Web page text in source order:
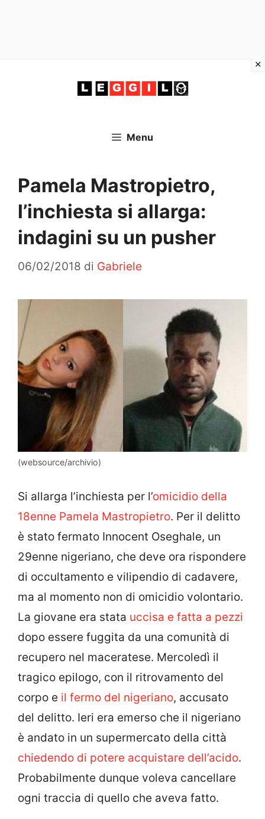
Menu
Pamela Mastropietro,
l’inchiesta si allarga:
indagini su un pusher
06/02/2018 di Gabriele
(websource/archivio)
Si allarga l’inchiesta per l’omicidio della
18enne Pamela Mastropietro. Per il delitto
è stato fermato Innocent Oseghale, un
29enne nigeriano, che deve ora rispondere
di occultamento e vilipendio di cadavere,
ma al momento non di omicidio volontario.
La giovane era stata uccisa e fatta a pezzi
dopo essere fuggita da una comunità di
recupero nel maceratese. Mercoledì il
tragico epilogo, con il ritrovamento del
corpo e il fermo del nigeriano, accusato
del delitto. Ieri era emerso che il nigeriano
è andato in un supermercato della città
chiedendo di potere acquistare dell’acido.
Probabilmente dunque voleva cancellare
ogni traccia di quello che aveva fatto.